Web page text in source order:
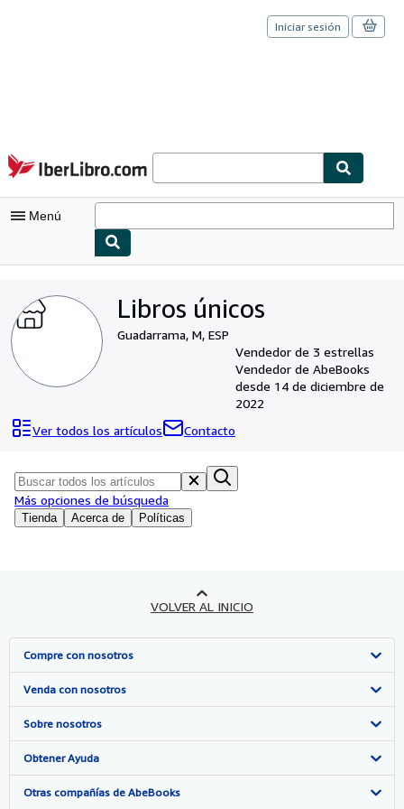
Pasar al contenido principal
IberLibro.com
Iniciar sesión
Menú
Consultar mis pedidos
Búsqueda avanzada
Libros antiguos
Arte y coleccionismo
Vendedores
CERRAR
Libros únicos
Guadarrama, M, ESP
Vendedor de 3 estrellas
Vendedor de AbeBooks
desde 14 de diciembre de
2022
Ver todos los artículos
Contacto
Tienda Acerca de Políticas
Más opciones de búsqueda
VOLVER AL INICIO
Compre con nosotros
Búsqueda avanzada
Colecciones
Mi cuenta
Mis pedidos
Venda con nosotros
Comenzar a vender
Únase a nuestro programa de afiliados
Recomiende un vendedor
Sobre nosotros
Sobre IberLibro
Medios
Obtener Ayuda
Preguntas frecuentes y guías
Otras compañías de AbeBooks